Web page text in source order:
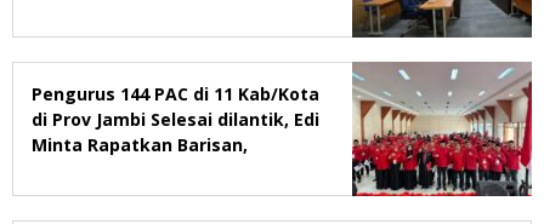
Pengurus 144 PAC di 11 Kab/Kota
di Prov Jambi Selesai dilantik, Edi
Minta Rapatkan Barisan,